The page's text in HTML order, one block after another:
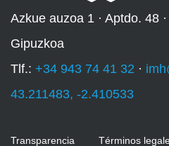
Azkue auzoa 1 · Aptdo. 48
Gipuzkoa
Tlf.: +34 943 74 41 32 ·
43.211483, -2.410533
Transparencia Términos